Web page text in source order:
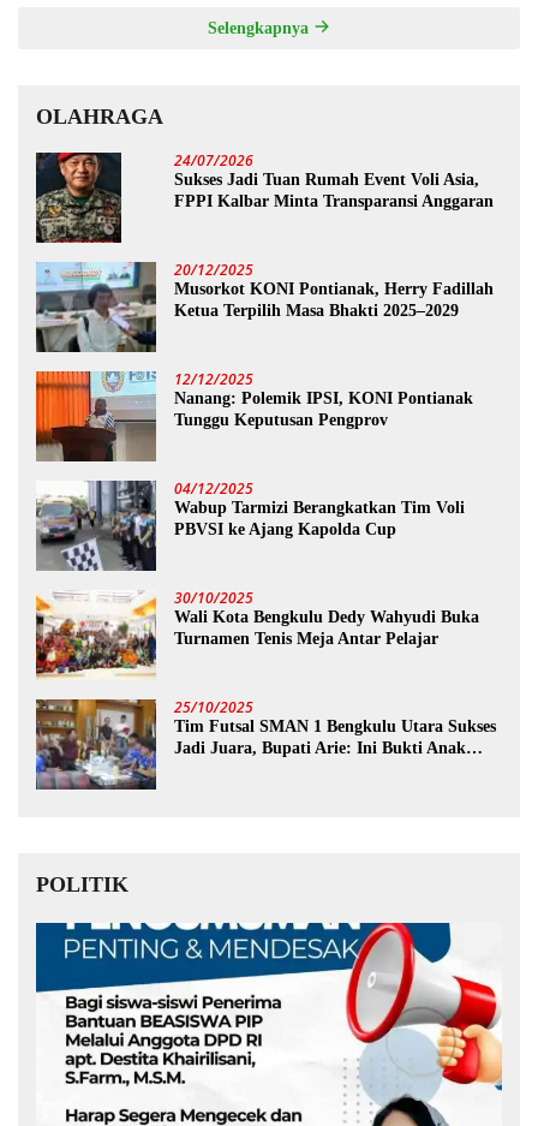
Selengkapnya
OLAHRAGA
24/07/2026
Sukses Jadi Tuan Rumah Event Voli Asia,
FPPI Kalbar Minta Transparansi Anggaran
20/12/2025
Musorkot KONI Pontianak, Herry Fadillah
Ketua Terpilih Masa Bhakti 2025–2029
12/12/2025
Nanang: Polemik IPSI, KONI Pontianak
Tunggu Keputusan Pengprov
04/12/2025
Wabup Tarmizi Berangkatkan Tim Voli
PBVSI ke Ajang Kapolda Cup
30/10/2025
Wali Kota Bengkulu Dedy Wahyudi Buka
Turnamen Tenis Meja Antar Pelajar
25/10/2025
Tim Futsal SMAN 1 Bengkulu Utara Sukses
Jadi Juara, Bupati Arie: Ini Bukti Anak
POLITIK